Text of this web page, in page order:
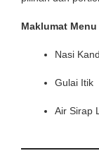
Maklumat
Nasi
Gulai Itik
Air Sirap